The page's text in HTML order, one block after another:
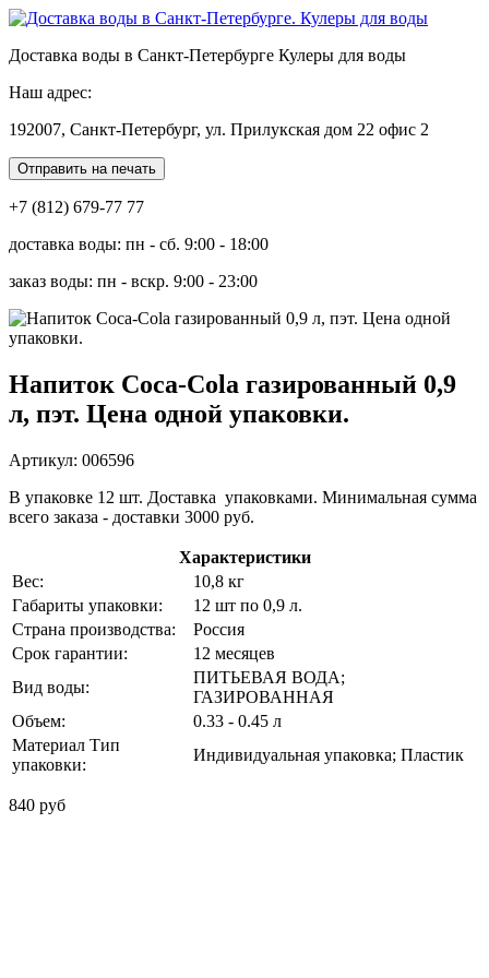
Доставка воды в Санкт-Петербурге Кулеры для воды
Наш адрес:
192007, Санкт-Петербург, ул. Прилукская дом 22 офис 2
Отправить на печать
+7 (812) 679-77 77
доставка воды: пн - сб. 9:00 - 18:00
заказ воды: пн - вскр. 9:00 - 23:00
Напиток Coca-Cola газированный 0,9
л, пэт. Цена одной упаковки.
Артикул: 006596
В упаковке 12 шт. Доставка упаковками. Минимальная сумма
всего заказа - доставки 3000 руб.
Характеристики
Вес:
10,8 кг
Габариты упаковки:
12 шт по 0,9 л.
Страна производства:
Россия
Срок гарантии:
12 месяцев
Вид воды:
ПИТЬЕВАЯ ВОДА;
ГАЗИРОВАННАЯ
Объем:
0.33 - 0.45 л
Материал Тип
упаковки:
Индивидуальная упаковка; Пластик
840 руб